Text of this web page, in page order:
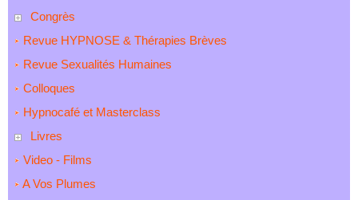
Congrès
Revue HYPNOSE & Thérapies Brèves
Revue Sexualités Humaines
Colloques
Hypnocafé et Masterclass
Livres
Video - Films
A Vos Plumes